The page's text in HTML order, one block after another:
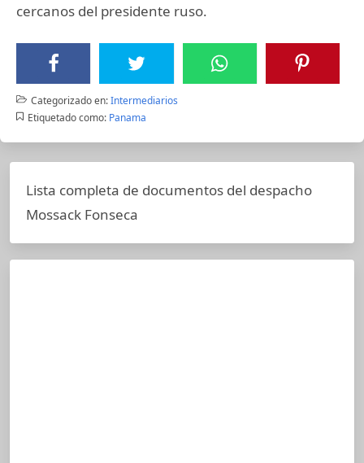
cercanos del presidente ruso.
Categorizado en:Intermediarios
Etiquetado como: Panama
Lista completa de documentos del despacho
Mossack Fonseca